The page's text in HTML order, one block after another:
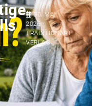
30. MAI
2026 /
TRADITIONART
VERLAG